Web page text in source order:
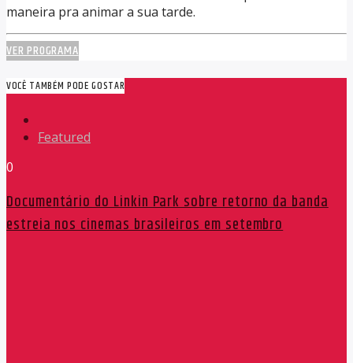
maneira pra animar a sua tarde.
VER PROGRAMA
VOCÊ TAMBÉM PODE GOSTAR
Featured
0
Documentário do Linkin Park sobre retorno da banda
estreia nos cinemas brasileiros em setembro